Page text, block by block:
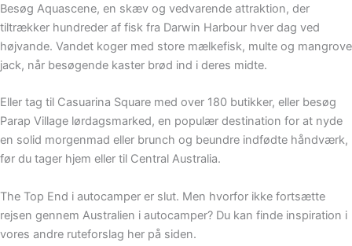
Besøg Aquascene, en skæv og vedvarende attraktion, der
tiltrækker hundreder af fisk fra Darwin Harbour hver dag ved
højvande. Vandet koger med store mælkefisk, multe og mangrove
jack, når besøgende kaster brød ind i deres midte.
Eller tag til Casuarina Square med over 180 butikker, eller besøg
Parap Village lørdagsmarked, en populær destination for at nyde
en solid morgenmad eller brunch og beundre indfødte håndværk,
før du tager hjem eller til Central Australia.
The Top End i autocamper er slut. Men hvorfor ikke fortsætte
rejsen gennem Australien i autocamper? Du kan finde inspiration i
vores andre ruteforslag her på siden.